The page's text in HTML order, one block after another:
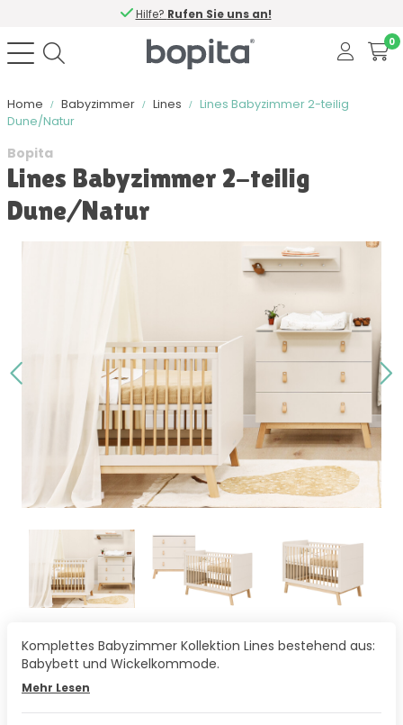
Hilfe? Rufen Sie uns an!
0
Home Babyzimmer Lines
Lines Babyzimmer 2-teilig
Dune/Natur
Bopita
Lines Babyzimmer 2-teilig
Dune/Natur
Komplettes Babyzimmer Kollektion Lines bestehend aus:
Babybett und Wickelkommode.
Mehr Lesen